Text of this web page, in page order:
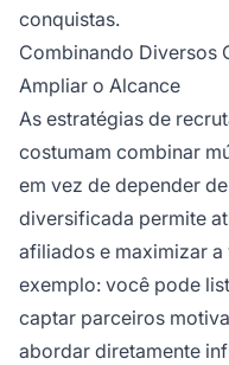
conquistas.
Combinando Diversos
Ampliar o Alcance
As estratégias de
costumam combinar
em vez de depender
diversificada permite
afiliados e maximizar
exemplo: você pode
captar parceiros
abordar diretamente